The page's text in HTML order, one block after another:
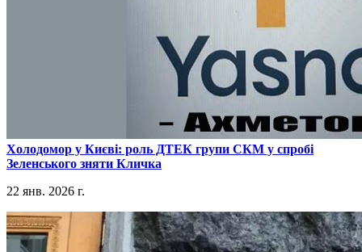
​Холодомор у Києві: роль ДТЕК групи СКМ у спробі
Зеленського зняти Кличка
22 янв. 2026 г.